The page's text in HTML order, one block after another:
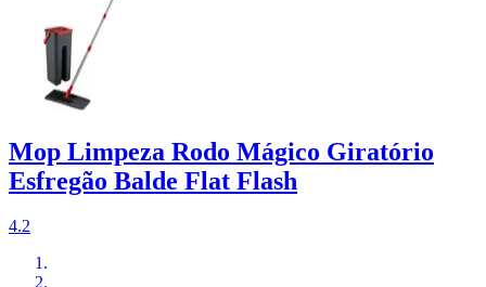
Mop Limpeza Rodo Mágico Giratório
Esfregão Balde Flat Flash
4.2